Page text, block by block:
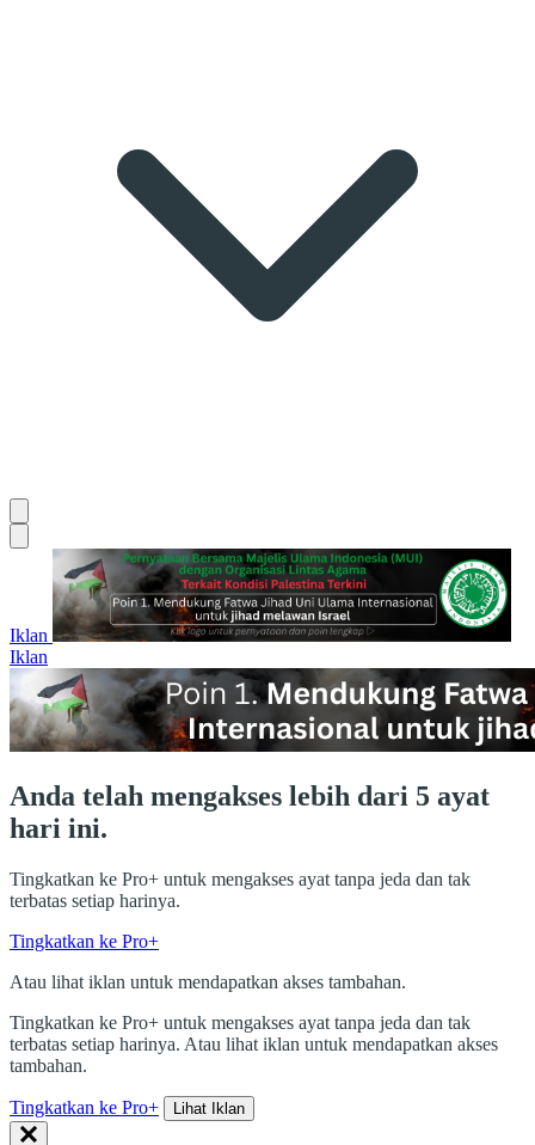
Iklan
Iklan
Anda telah mengakses lebih dari 5 ayat
hari ini.
Tingkatkan ke Pro+ untuk mengakses ayat tanpa jeda dan tak
terbatas setiap harinya.
Tingkatkan ke Pro+
Atau lihat iklan untuk mendapatkan akses tambahan.
Tingkatkan ke Pro+ untuk mengakses ayat tanpa jeda dan tak
terbatas setiap harinya. Atau lihat iklan untuk mendapatkan akses
tambahan.
Tingkatkan ke Pro+ Lihat Iklan